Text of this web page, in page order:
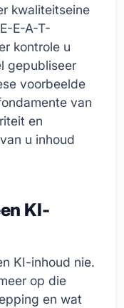
kwaliteitseine
E-A-T-
kontrole u
gepubliseer
voorbeelde
van
en
u inhoud
KI-
KI-inhoud nie.
op die
en wat